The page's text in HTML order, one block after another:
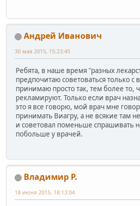
Андрей Иванович
30 мая 2015, 15:23:45
Ребята, в наше время "разных
предпочитаю советоваться только с
принимаю просто так, тем более то,
рекламируют. Только если врач
это я все говорю, мой врач мне
принимать Виагру, а не всякие там
и советовал поменьше спрашивать
побольше у врачей.
Владимир Р.
18 июня 2015, 18:13:04